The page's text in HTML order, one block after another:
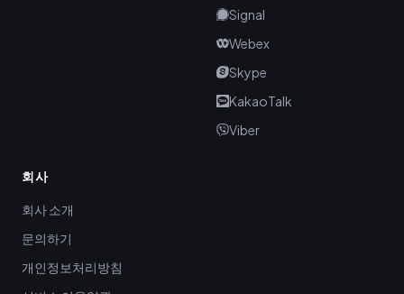
Signal
Webex
Skype
KakaoTalk
Viber
회사
회사 소개
문의하기
개인정보처리방침